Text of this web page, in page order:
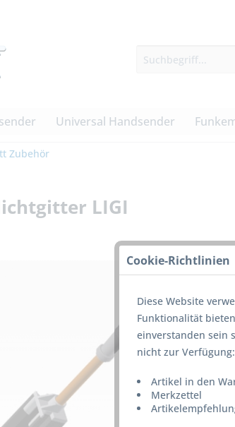
Universal Handsender
Zubehör
LIGI
Cookie-Richtlinien
Diese Website
Funktionalität
einverstanden sein
nicht zur Verfügung:
Artikel in den
Merkzettel